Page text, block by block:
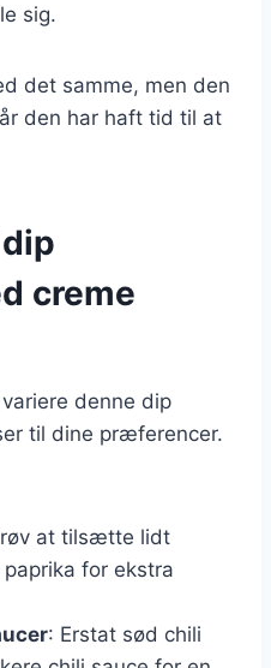
sig.
det samme, men den
den har haft tid til at
creme
denne dip
til dine præferencer.
at tilsætte lidt
for ekstra
: Erstat sød chili